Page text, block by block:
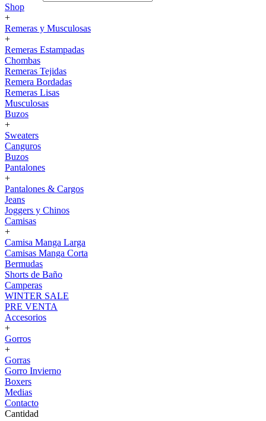
Shop
+
Remeras y Musculosas
+
Remeras Estampadas
Chombas
Remeras Tejidas
Remera Bordadas
Remeras Lisas
Musculosas
Buzos
+
Sweaters
Canguros
Buzos
Pantalones
+
Pantalones & Cargos
Jeans
Joggers y Chinos
Camisas
+
Camisa Manga Larga
Camisas Manga Corta
Bermudas
Shorts de Baño
Camperas
WINTER SALE
PRE VENTA
Accesorios
+
Gorros
+
Gorras
Gorro Invierno
Boxers
Medias
Contacto
Cantidad